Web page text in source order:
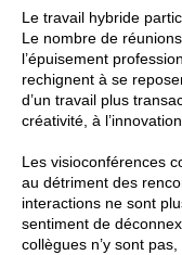
Le travail hybride
Le nombre de
l’épuisement
rechignent à se
d’un travail plus
créativité, à
Les visioconférences
au détriment des
interactions ne sont
sentiment de
collègues n’y sont